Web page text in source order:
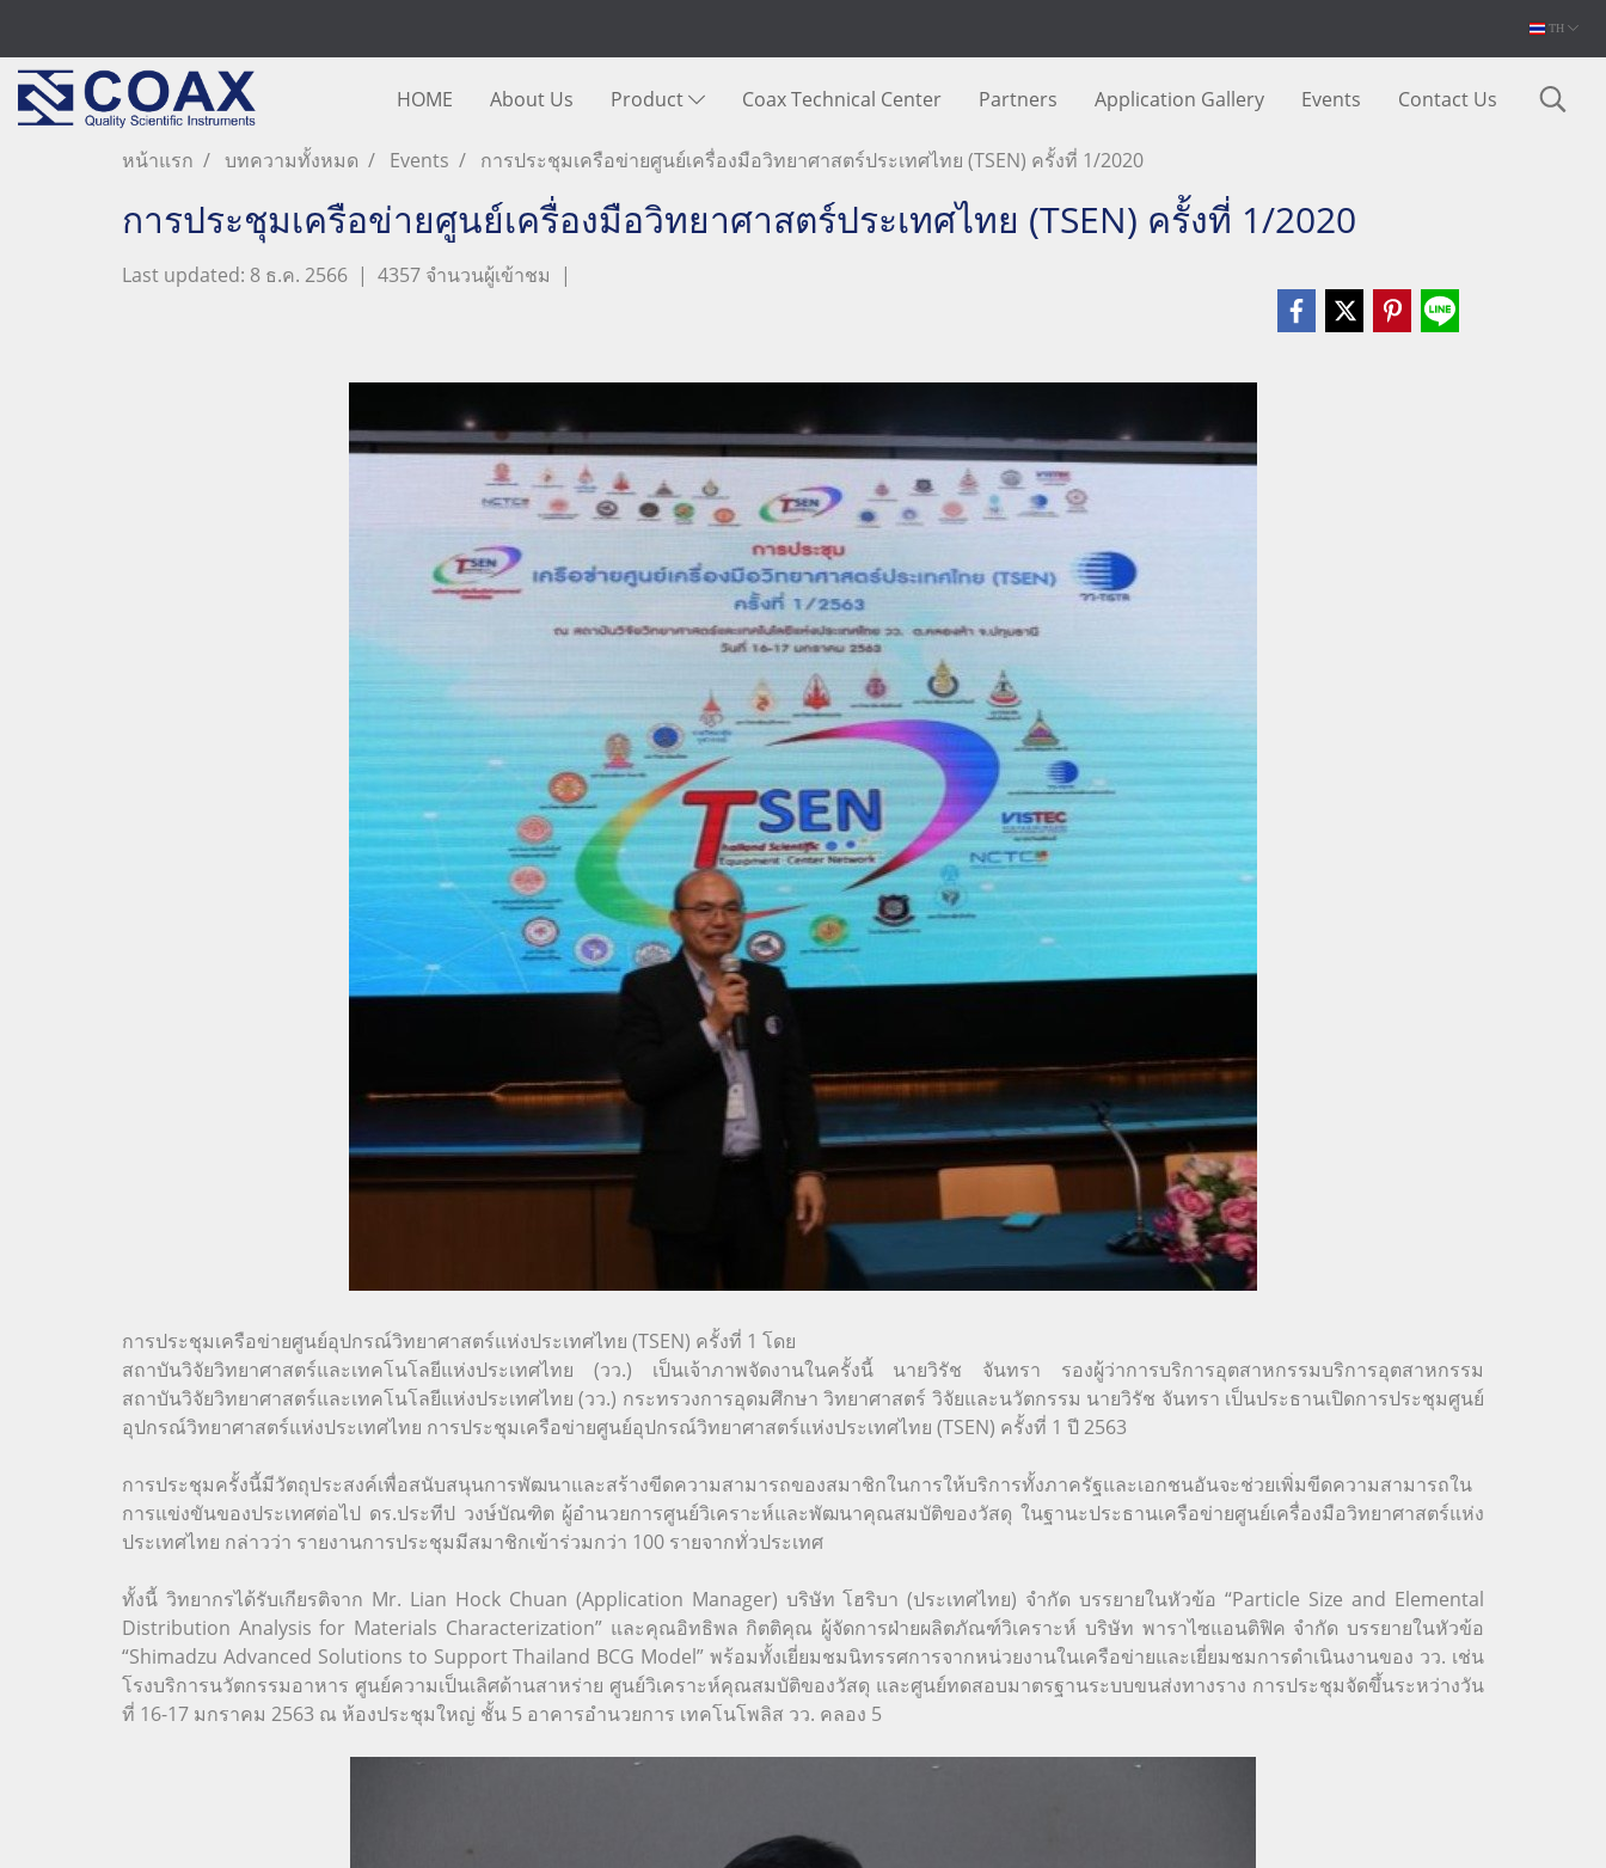
TH
HOME About Us Product Coax Technical Center Partners Application Gallery Events Contact Us
หน้าแรก บทความทั้งหมด Events การประชุมเครือข่ายศูนย์เครื่องมือวิทยาศาสตร์ประเทศไทย (TSEN) ครั้งที่ 1/2020
การประชุมเครือข่ายศูนย์เครื่องมือวิทยาศาสตร์ประเทศไทย (TSEN) ครั้งที่ 1/2020
Last updated: 8 ธ.ค. 2566 | 4357 จำนวนผู้เข้าชม |
การประชุมเครือข่ายศูนย์อุปกรณ์วิทยาศาสตร์แห่งประเทศไทย (TSEN) ครั้งที่ 1 โดย
สถาบันวิจัยวิทยาศาสตร์และเทคโนโลยีแห่งประเทศไทย (วว.) เป็นเจ้าภาพจัดงานในครั้งนี้ นายวิรัช จันทรา รองผู้ว่าการบริการอุตสาหกรรมบริการอุตสาหกรรม
สถาบันวิจัยวิทยาศาสตร์และเทคโนโลยีแห่งประเทศไทย (วว.) กระทรวงการอุดมศึกษา วิทยาศาสตร์ วิจัยและนวัตกรรม นายวิรัช จันทรา เป็นประธานเปิดการประชุมศูนย์
อุปกรณ์วิทยาศาสตร์แห่งประเทศไทย การประชุมเครือข่ายศูนย์อุปกรณ์วิทยาศาสตร์แห่งประเทศไทย (TSEN) ครั้งที่ 1 ปี 2563
การประชุมครั้งนี้มีวัตถุประสงค์เพื่อสนับสนุนการพัฒนาและสร้างขีดความสามารถของสมาชิกในการให้บริการทั้งภาครัฐและเอกชนอันจะช่วยเพิ่มขีดความสามารถใน
การแข่งขันของประเทศต่อไป ดร.ประทีป วงษ์บัณฑิต ผู้อำนวยการศูนย์วิเคราะห์และพัฒนาคุณสมบัติของวัสดุ ในฐานะประธานเครือข่ายศูนย์เครื่องมือวิทยาศาสตร์แห่ง
ประเทศไทย กล่าวว่า รายงานการประชุมมีสมาชิกเข้าร่วมกว่า 100 รายจากทั่วประเทศ
ทั้งนี้ วิทยากรได้รับเกียรติจาก Mr. Lian Hock Chuan (Application Manager) บริษัท โฮริบา (ประเทศไทย) จำกัด บรรยายในหัวข้อ “Particle Size and Elemental
Distribution Analysis for Materials Characterization” และคุณอิทธิพล กิตติคุณ ผู้จัดการฝ่ายผลิตภัณฑ์วิเคราะห์ บริษัท พาราไซแอนติฟิค จำกัด บรรยายในหัวข้อ
“Shimadzu Advanced Solutions to Support Thailand BCG Model” พร้อมทั้งเยี่ยมชมนิทรรศการจากหน่วยงานในเครือข่ายและเยี่ยมชมการดำเนินงานของ วว. เช่น
โรงบริการนวัตกรรมอาหาร ศูนย์ความเป็นเลิศด้านสาหร่าย ศูนย์วิเคราะห์คุณสมบัติของวัสดุ และศูนย์ทดสอบมาตรฐานระบบขนส่งทางราง การประชุมจัดขึ้นระหว่างวัน
ที่ 16-17 มกราคม 2563 ณ ห้องประชุมใหญ่ ชั้น 5 อาคารอำนวยการ เทคโนโพลิส วว. คลอง 5